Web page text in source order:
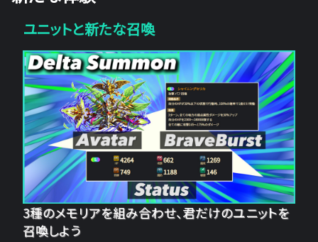
ユニットと新たな召喚
3種のメモリアを組み合わせ、君だけのユニットを
召喚しよう